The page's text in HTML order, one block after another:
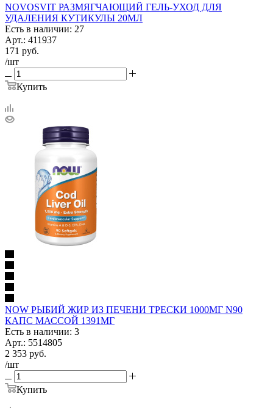
NOVOSVIT РАЗМЯГЧАЮЩИЙ ГЕЛЬ-УХОД ДЛЯ
УДАЛЕНИЯ КУТИКУЛЫ 20МЛ
Есть в наличии: 27
Арт.: 411937
171 руб.
/шт
Купить
NOW РЫБИЙ ЖИР ИЗ ПЕЧЕНИ ТРЕСКИ 1000МГ N90
КАПС МАССОЙ 1391МГ
Есть в наличии: 3
Арт.: 5514805
2 353 руб.
/шт
Купить